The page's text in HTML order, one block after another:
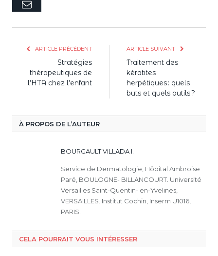
E-
ARTICLE PRÉCÉDENT
Stratégies
thérapeutiques de
l’HTA chez l’enfant
ARTICLE SUIVANT
Traitement des
kératites
herpétiques : quels
buts et quels outils ?
À PROPOS DE L’AUTEUR
BOURGAULT VILLADA I.
Service de Dermatologie, Hôpital Ambroise
Paré, BOULOGNE- BILLANCOURT. Université
Versailles Saint-Quentin- en-Yvelines,
VERSAILLES. Institut Cochin, Inserm U1016,
PARIS.
CELA POURRAIT VOUS INTÉRESSER